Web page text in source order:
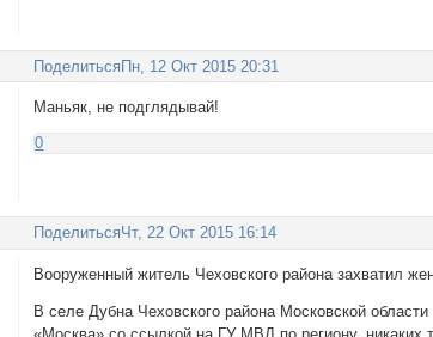
Поделиться Пн, 12 Окт 2015 20:31
Маньяк, не подглядывай!
0
ПоделитьсяЧт, 22 Окт 2015 16:14
Вооруженный житель Чеховского района захватил
В селе Дубна Чеховского района Московской